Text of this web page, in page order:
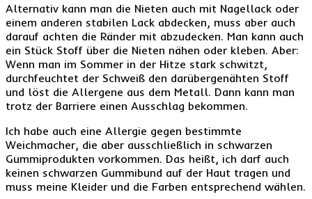
Alternativ kann man die Nieten auch mit Nagellack oder
einem anderen stabilen Lack abdecken, muss aber auch
darauf achten die Ränder mit abzudecken. Man kann auch
ein Stück Stoff über die Nieten nähen oder kleben. Aber:
Wenn man im Sommer in der Hitze stark schwitzt,
durchfeuchtet der Schweiß den darübergenähten Stoff
und löst die Allergene aus dem Metall. Dann kann man
trotz der Barriere einen Ausschlag bekommen.
Ich habe auch eine Allergie gegen bestimmte
Weichmacher, die aber ausschließlich in schwarzen
Gummiprodukten vorkommen. Das heißt, ich darf auch
keinen schwarzen Gummibund auf der Haut tragen und
muss meine Kleider und die Farben entsprechend wählen.